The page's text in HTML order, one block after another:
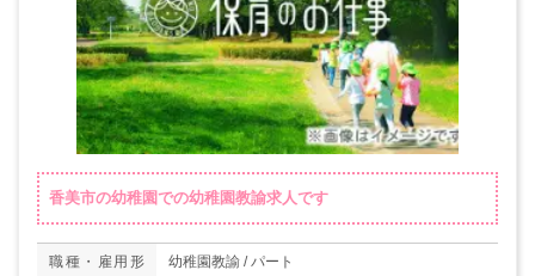
香美市の幼稚園での幼稚園教諭求人です
職種・雇用形
幼稚園教諭 / パート